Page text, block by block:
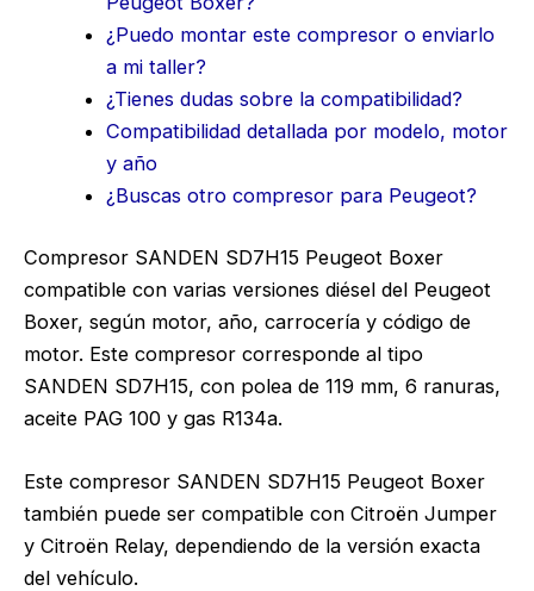
¿Puedo montar este compresor o enviarlo
a mi taller?
¿Tienes dudas sobre la compatibilidad?
Compatibilidad detallada por modelo, motor
y año
¿Buscas otro compresor para Peugeot?
Compresor SANDEN SD7H15 Peugeot Boxer
compatible con varias versiones diésel del Peugeot
Boxer, según motor, año, carrocería y código de
motor. Este compresor corresponde al tipo
SANDEN SD7H15, con polea de 119 mm, 6 ranuras,
aceite PAG 100 y gas R134a.
Este compresor SANDEN SD7H15 Peugeot Boxer
también puede ser compatible con Citroën Jumper
y Citroën Relay, dependiendo de la versión exacta
del vehículo.